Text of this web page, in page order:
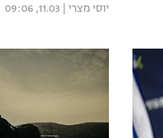
יוסי מצרי 11.03, 09:06